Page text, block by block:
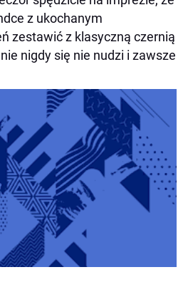
z ukochanym
zestawić z klasyczną czernią
nigdy się nie nudzi i zawsze